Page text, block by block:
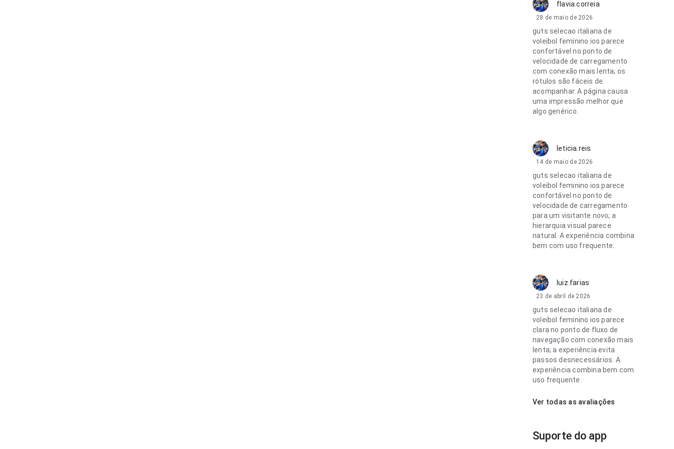
flavia.correia
28 de maio de 2026
guts selecao italiana de
voleibol feminino ios parece
confortável no ponto de
velocidade de carregamento
com conexão mais lenta; os
rótulos são fáceis de
acompanhar. A página causa
uma impressão melhor que
algo genérico.
leticia.reis
14 de maio de 2026
guts selecao italiana de
voleibol feminino ios parece
confortável no ponto de
velocidade de carregamento
para um visitante novo; a
hierarquia visual parece
natural. A experiência combina
bem com uso frequente.
luiz.farias
23 de abril de 2026
guts selecao italiana de
voleibol feminino ios parece
clara no ponto de fluxo de
navegação com conexão mais
lenta; a experiência evita
passos desnecessários. A
experiência combina bem com
uso frequente.
Ver todas as avaliações
Suporte do app